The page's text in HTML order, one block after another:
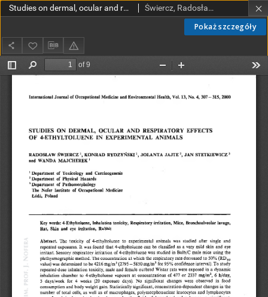
Pokaż szczegóły
Studies on dermal, ocular and respiratory effects of 4-ethyltoluene in experimental animals Świercz, Radosław; Rydzyński, Konrad; Jajte, Jolanta; Stetkiewicz, Jan; Majcherek, Wanda